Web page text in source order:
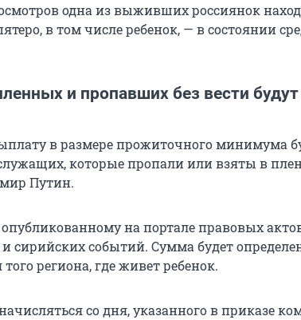
одна из выживших россиянок
в том числе ребенок, — в состоянии
и пропавших без вести
в размере прожиточного минимума
которые пропали или взяты в
Путин.
опубликованному на портале правовых
сирийских событий. Сумма будет
региона, где живет ребенок.
со дня, указанного в приказе